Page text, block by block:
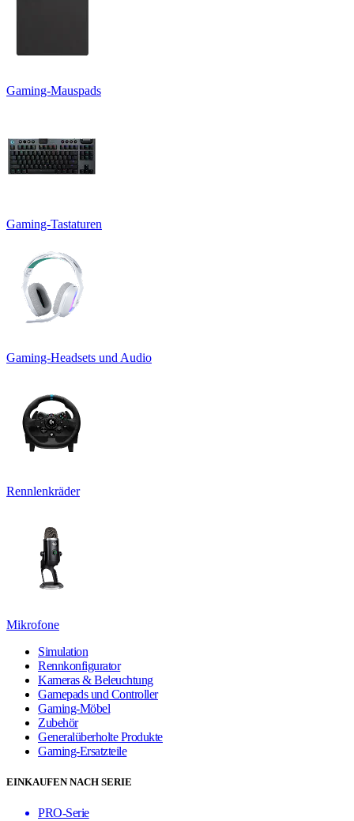
Gaming-Mauspads
Gaming-Tastaturen
Gaming-Headsets und Audio
Rennlenkräder
Mikrofone
Simulation
Rennkonfigurator
Kameras & Beleuchtung
Gamepads und Controller
Gaming-Möbel
Zubehör
Generalüberholte Produkte
Gaming-Ersatzteile
EINKAUFEN NACH SERIE
PRO-Serie